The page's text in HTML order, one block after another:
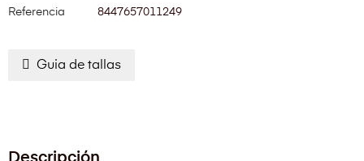
Referencia
8447657011249
Guia de tallas